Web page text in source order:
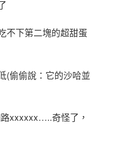
不下第二塊的超甜蛋
(偷偷說：它的沙哈並
xxxxxx…..奇怪了，